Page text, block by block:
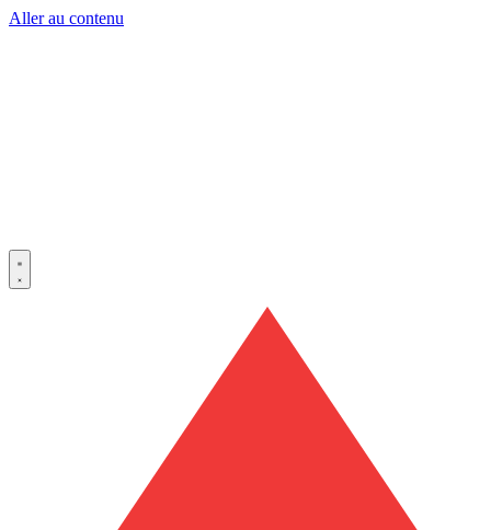
Aller au contenu